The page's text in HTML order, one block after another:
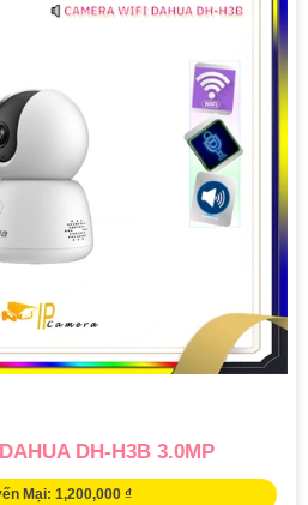
DH-H3B 3.0MP
Mại: 1,200,000 ₫